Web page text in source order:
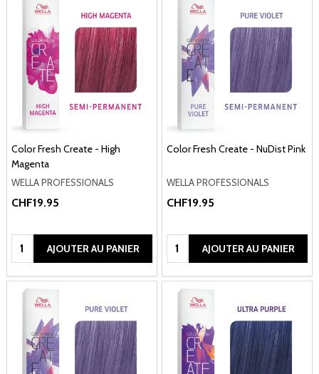
Color Fresh Create - High
Magenta
WELLA PROFESSIONALS
CHF19.95
Quantité:AJOUTER AU PANIER
Color Fresh Create - NuDist Pink
WELLA PROFESSIONALS
CHF19.95
Quantité:AJOUTER AU PANIER